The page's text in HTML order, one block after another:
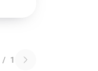
/ 1